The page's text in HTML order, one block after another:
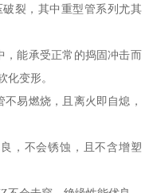
裂，其中重型管系列尤其
，能承受正常的捣固冲击而
化变形。
易燃烧，且离火即自熄，
，不会锈蚀，且不含增塑